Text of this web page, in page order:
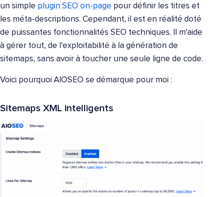
un simple plugin SEO on-page pour définir les titres et
les méta-descriptions. Cependant, il est en réalité doté
de puissantes fonctionnalités SEO techniques. Il m'aide
à gérer tout, de l'exploitabilité à la génération de
sitemaps, sans avoir à toucher une seule ligne de code.
Voici pourquoi AIOSEO se démarque pour moi :
Sitemaps XML intelligents